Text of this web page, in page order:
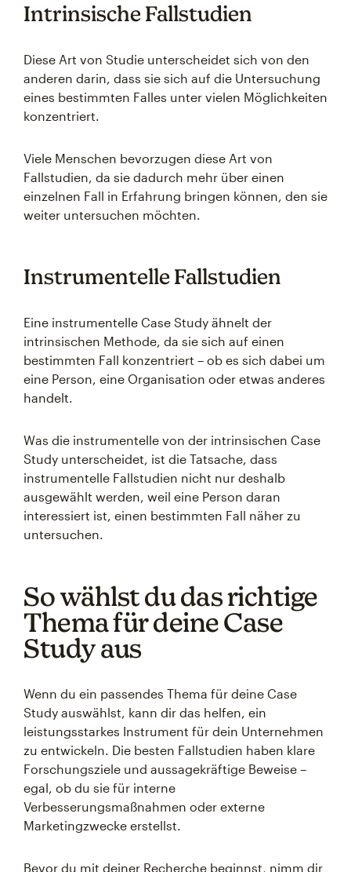
Intrinsische Fallstudien
Diese Art von Studie unterscheidet sich von den
anderen darin, dass sie sich auf die Untersuchung
eines bestimmten Falles unter vielen Möglichkeiten
konzentriert.
Viele Menschen bevorzugen diese Art von
Fallstudien, da sie dadurch mehr über einen
einzelnen Fall in Erfahrung bringen können, den sie
weiter untersuchen möchten.
Instrumentelle Fallstudien
Eine instrumentelle Case Study ähnelt der
intrinsischen Methode, da sie sich auf einen
bestimmten Fall konzentriert – ob es sich dabei um
eine Person, eine Organisation oder etwas anderes
handelt.
Was die instrumentelle von der intrinsischen Case
Study unterscheidet, ist die Tatsache, dass
instrumentelle Fallstudien nicht nur deshalb
ausgewählt werden, weil eine Person daran
interessiert ist, einen bestimmten Fall näher zu
untersuchen.
So wählst du das richtige
Thema für deine Case
Study aus
Wenn du ein passendes Thema für deine Case
Study auswählst, kann dir das helfen, ein
leistungsstarkes Instrument für dein Unternehmen
zu entwickeln. Die besten Fallstudien haben klare
Forschungsziele und aussagekräftige Beweise –
egal, ob du sie für interne
Verbesserungsmaßnahmen oder externe
Marketingzwecke erstellst.
Bevor du mit deiner Recherche beginnst, nimm dir